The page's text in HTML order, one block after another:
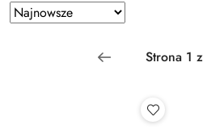
Zastosowano
sortowanie:
Sortuj
według